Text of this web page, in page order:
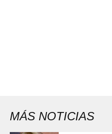
MÁS NOTICIAS